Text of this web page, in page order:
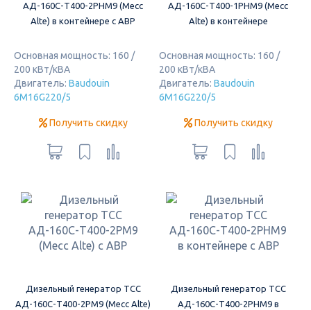
АД-160С-Т400-2РНМ9 (Mecc
Alte) в контейнере с АВР
Основная мощность: 160 /
200 кВт/кВА
Двигатель: Baudouin
6M16G220/5
Получить скидку
АД-160С-Т400-1РНМ9 (Mecc
Alte) в контейнере
Основная мощность: 160 /
200 кВт/кВА
Двигатель: Baudouin
6M16G220/5
Получить скидку
Дизельный генератор ТСС
АД-160С-Т400-2РМ9 (Mecc Alte)
Дизельный генератор ТСС
АД-160С-Т400-2РНМ9 в